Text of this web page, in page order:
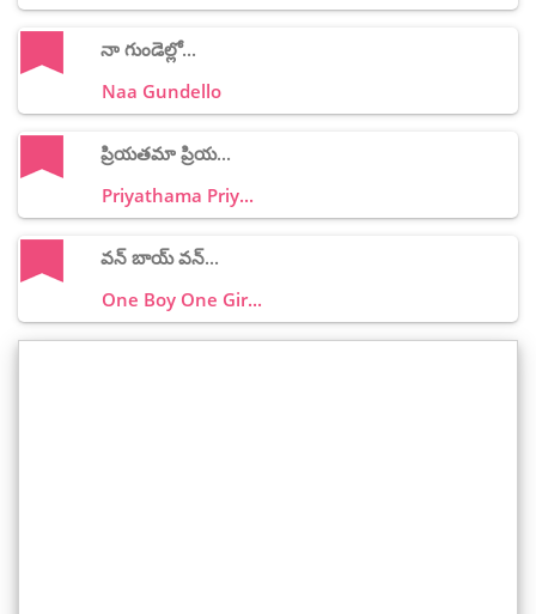
నా గుండెల్లో...
Naa Gundello
ప్రియతమా ప్రియ...
Priyathama Priy...
వన్ బాయ్ వన్...
One Boy One Gir...